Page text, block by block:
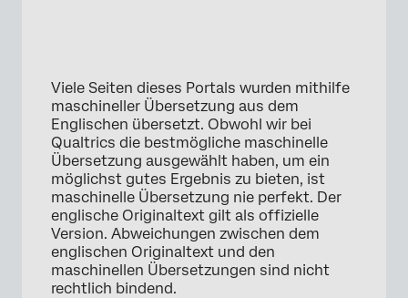
Viele Seiten dieses Portals wurden mithilfe
maschineller Übersetzung aus dem
Englischen übersetzt. Obwohl wir bei
Qualtrics die bestmögliche maschinelle
Übersetzung ausgewählt haben, um ein
möglichst gutes Ergebnis zu bieten, ist
maschinelle Übersetzung nie perfekt. Der
englische Originaltext gilt als offizielle
Version. Abweichungen zwischen dem
englischen Originaltext und den
maschinellen Übersetzungen sind nicht
rechtlich bindend.